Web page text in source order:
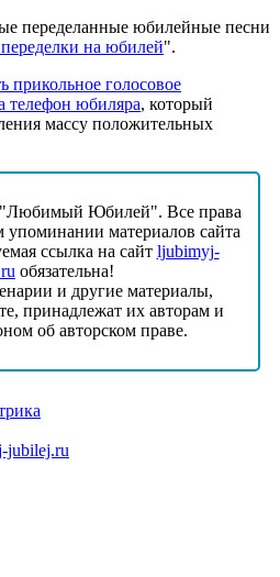
переделанные юбилейные песни
на юбилей".
прикольное голосовое
телефон юбиляра, который
массу положительных
Юбилей". Все права
материалов сайта
ссылка на сайт ljubimyj-
обязательна!
и другие материалы,
принадлежат их авторам и
об авторском праве.
jubilej.ru